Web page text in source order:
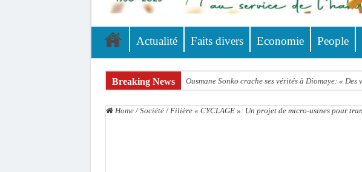
Actualité Faits divers Economie People
Breaking News Ousmane Sonko crache ses vérités à Diomaye: «
Home / Société / Filière « CYCLAGE »: Un projet de micro-usines pour